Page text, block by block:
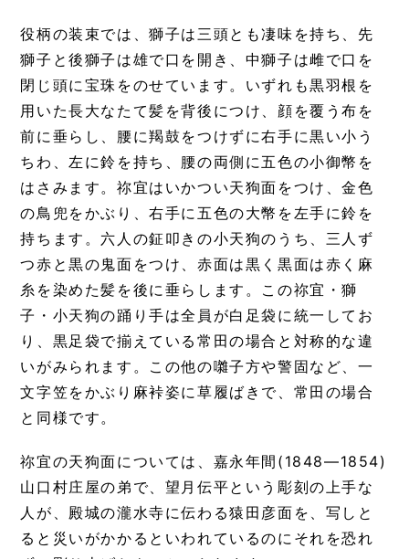
役柄の装束では、獅子は三頭とも凄味を持ち、先
獅子と後獅子は雄で口を開き、中獅子は雌で口を
閉じ頭に宝珠をのせています。いずれも黒羽根を
用いた長大なたて髪を背後につけ、顔を覆う布を
前に垂らし、腰に羯鼓をつけずに右手に黒い小う
ちわ、左に鈴を持ち、腰の両側に五色の小御幣を
はさみます。祢宜はいかつい天狗面をつけ、金色
の鳥兜をかぶり、右手に五色の大幣を左手に鈴を
持ちます。六人の鉦叩きの小天狗のうち、三人ず
つ赤と黒の鬼面をつけ、赤面は黒く黒面は赤く麻
糸を染めた髪を後に垂らします。この祢宜・獅
子・小天狗の踊り手は全員が白足袋に統一してお
り、黒足袋で揃えている常田の場合と対称的な違
いがみられます。この他の囃子方や警固など、一
文字笠をかぶり麻裃姿に草履ばきで、常田の場合
と同様です。
祢宜の天狗面については、嘉永年間(1848―1854)
山口村庄屋の弟で、望月伝平という彫刻の上手な
人が、殿城の瀧水寺に伝わる猿田彦面を、写しと
ると災いがかかるといわれているのにそれを恐れ